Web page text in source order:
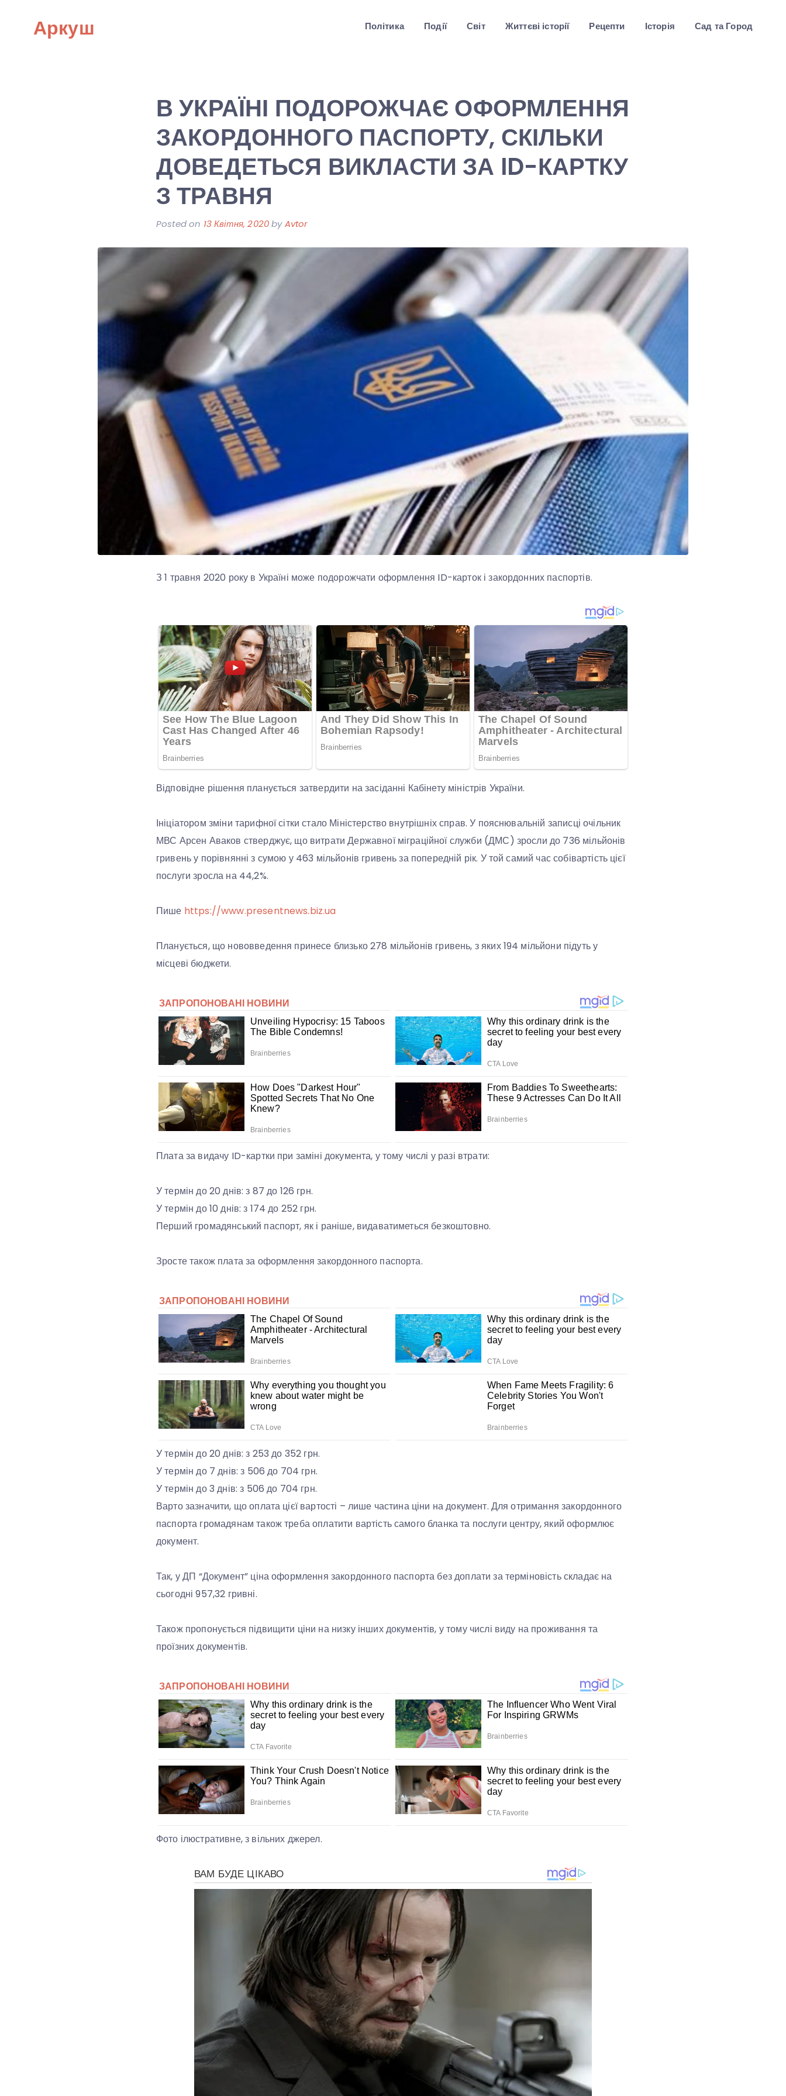
Аркуш Політика Події Світ Життєві історії Рецепти Історія Сад та Город
В УКРАЇНІ ПОДОРОЖЧАЄ ОФОРМЛЕННЯ
ЗАКОРДОННОГО ПАСПОРТУ, СКІЛЬКИ
ДОВЕДЕТЬСЯ ВИКЛАСТИ ЗА ID-КАРТКУ
З ТРАВНЯ
Posted on 13 Квітня, 2020byAvtor
З 1 травня 2020 року в Україні може подорожчати оформлення ID-карток і закордонних паспортів.
Відповідне рішення планується затвердити на засіданні Кабінету міністрів України.
Ініціатором зміни тарифної сітки стало Міністерство внутрішніх справ. У пояснювальній записці очільник
МВС Арсен Аваков стверджує, що витрати Державної міграційної служби (ДМС) зросли до 736 мільйонів
гривень у порівнянні з сумою у 463 мільйонів гривень за попередній рік. У той самий час собівартість цієї
послуги зросла на 44,2%.
Пише https://www.presentnews.biz.ua
Планується, що нововведення принесе близько 278 мільйонів гривень, з яких 194 мільйони підуть у
місцеві бюджети.
Плата за видачу ID-картки при заміні документа, у тому числі у разі втрати:
У термін до 20 днів: з 87 до 126 грн.
У термін до 10 днів: з 174 до 252 грн.
Перший громадянський паспорт, як і раніше, видаватиметься безкоштовно.
Зросте також плата за оформлення закордонного паспорта.
У термін до 20 днів: з 253 до 352 грн.
У термін до 7 днів: з 506 до 704 грн.
У термін до 3 днів: з 506 до 704 грн.
Варто зазначити, що оплата цієї вартості – лише частина ціни на документ. Для отримання закордонного
паспорта громадянам також треба оплатити вартість самого бланка та послуги центру, який оформлює
документ.
Так, у ДП “Документ” ціна оформлення закордонного паспорта без доплати за терміновість складає на
сьогодні 957,32 гривні.
Також пропонується підвищити ціни на низку інших документів, у тому числі виду на проживання та
проїзних документів.
Фото ілюстративне, з вільних джерел.